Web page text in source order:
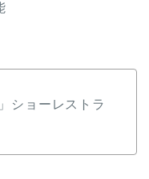
ショーレストラ